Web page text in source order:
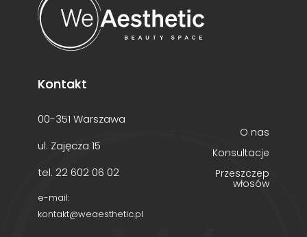
Kontakt
00-351 Warszawa
ul. Zajęcza 15
tel. 22 602 06 02
e-mail:
kontakt@weaesthetic.pl
O nas
Konsultacje
Przeszczep
włosów